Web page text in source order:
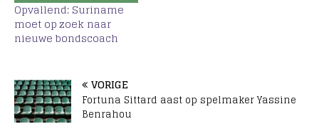
Opvallend: Suriname
moet op zoek naar
nieuwe bondscoach
VORIGE
Fortuna Sittard aast op spelmaker Yassine
Benrahou